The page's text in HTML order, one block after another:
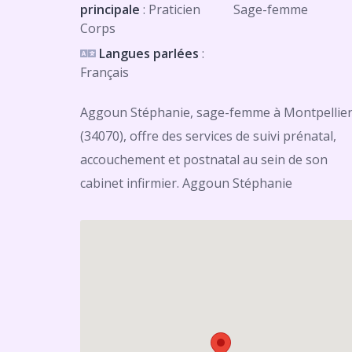
principale : Praticien
Corps
Sage-femme
Langues parlées :
Français
Aggoun Stéphanie, sage-femme à Montpellier
(34070), offre des services de suivi prénatal,
accouchement et postnatal au sein de son
cabinet infirmier. Aggoun Stéphanie